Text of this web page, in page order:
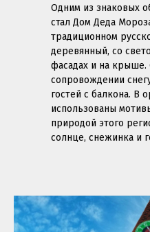
Одним из знаковых
стал Дом Деда
традиционном
деревянный, со
фасадах и на
сопровождении
гостей с балкона. В
использованы
природой этого
солнце, снежинка и